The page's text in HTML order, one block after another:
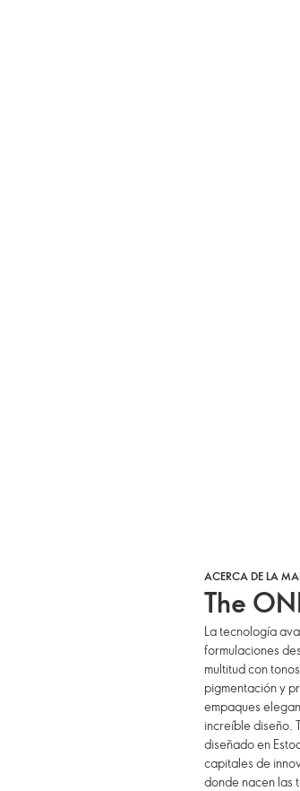
ACERCA DE LA
The
La tecnología
formulaciones
multitud con
pigmentación y
empaques
increíble diseño.
diseñado en
capitales de
donde nacen las